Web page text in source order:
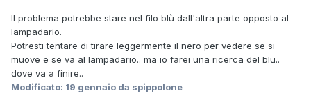
Il problema potrebbe stare nel filo blù dall'altra parte opposto al
lampadario.
Potresti tentare di tirare leggermente il nero per vedere se si
muove e se va al lampadario.. ma io farei una ricerca del blu..
dove va a finire..
Modificato: 19 gennaio da spippolone